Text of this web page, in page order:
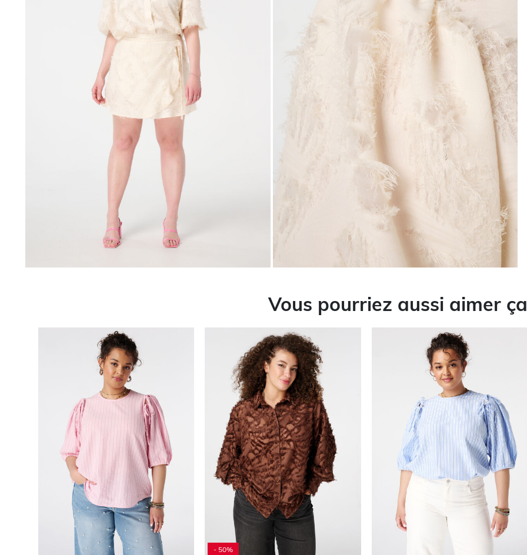
Vous pourriez aussi aimer ça
- 50%